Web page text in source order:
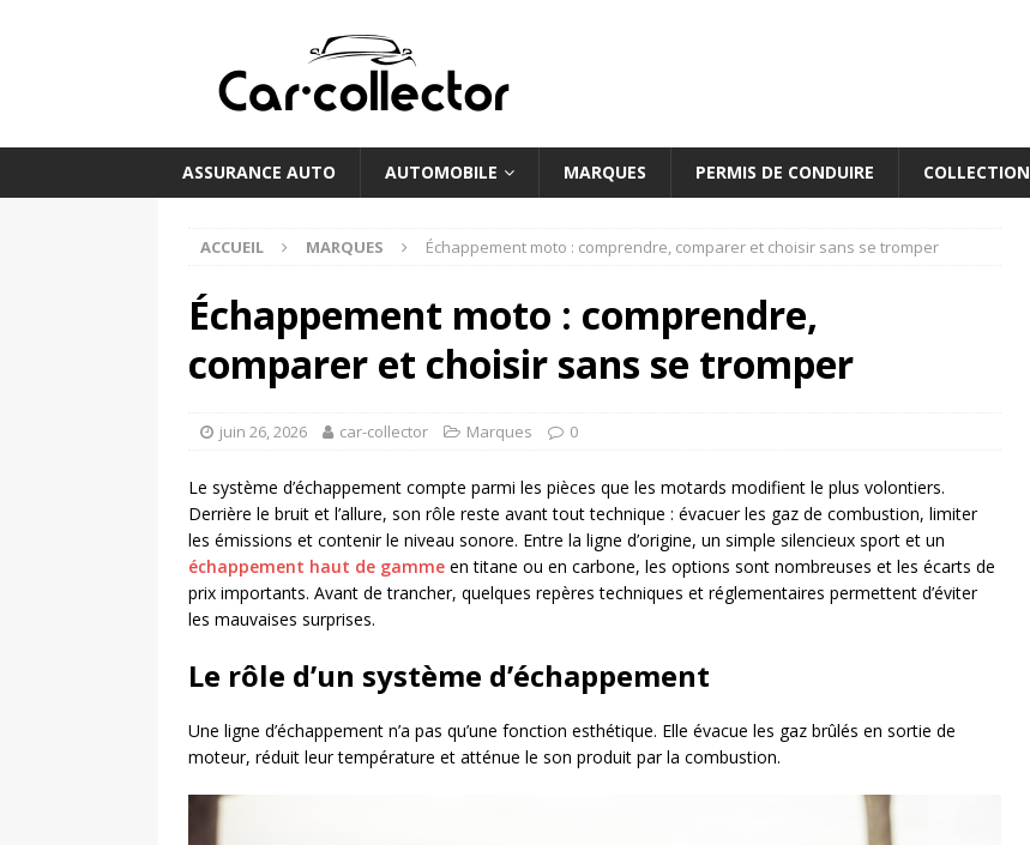
ASSURANCE AUTO AUTOMOBILE MARQUES PERMIS DE CONDUIRE COLLECTION
ACCUEIL MARQUES Échappement moto : comprendre, comparer et choisir sans se tromper
Échappement moto : comprendre,
comparer et choisir sans se tromper
juin 26, 2026 car-collector Marques 0
Le système d’échappement compte parmi les pièces que les motards modifient le plus volontiers.
Derrière le bruit et l’allure, son rôle reste avant tout technique : évacuer les gaz de combustion, limiter
les émissions et contenir le niveau sonore. Entre la ligne d’origine, un simple silencieux sport et un
échappement haut de gamme en titane ou en carbone, les options sont nombreuses et les écarts de
prix importants. Avant de trancher, quelques repères techniques et réglementaires permettent d’éviter
les mauvaises surprises.
Le rôle d’un système d’échappement
Une ligne d’échappement n’a pas qu’une fonction esthétique. Elle évacue les gaz brûlés en sortie de
moteur, réduit leur température et atténue le son produit par la combustion.